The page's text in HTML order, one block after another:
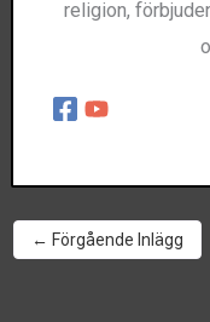
religion,
← Förgående Inlägg